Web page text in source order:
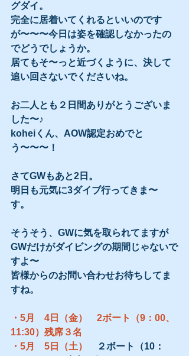
グダイ。
完全に居着いてくれるといいのです
が〜〜〜今日は姿を確認しなかったの
でどうでしょうか。
居てもそ〜っと近づくように、決して
追い回さないでくださいね。
お二人とも２日間ありがとうございま
した〜♪
koheiくん、AOW認定おめでと
う〜〜〜！
さてGWもあと2日。
明日も元気に3ダイブ行ってきま〜
す。
そうそう、GWに気を取られてますが
GWだけがダイビングの期間じゃないで
すよ〜
皆様からのお問い合わせお待ちしてま
すね。
・5月　4日（金）　2ボート（9：00、
11:30）残席３名
・5月　5日（土）
２ボート（10：